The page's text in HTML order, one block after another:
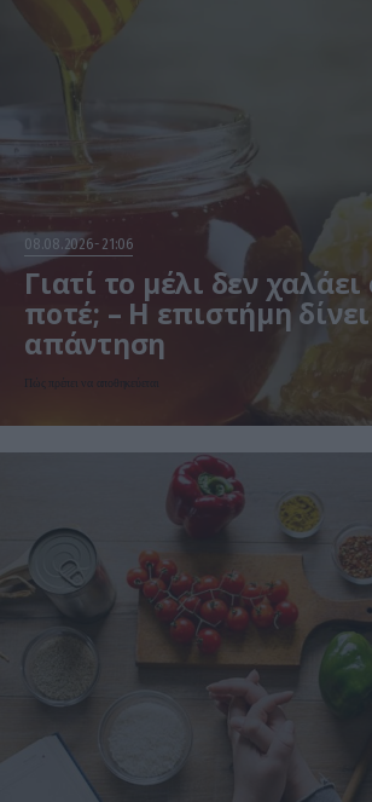
08.08.2026 21:06
Γιατί το μέλι δεν
ποτέ; – Η επιστήμη
απάντηση
Πώς πρέπει να αποθηκεύεται